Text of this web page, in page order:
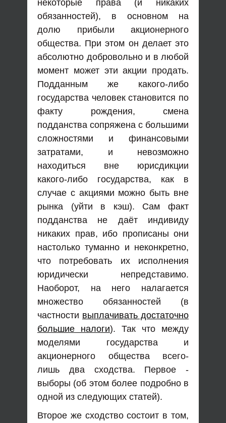
некоторые права (и никаких
обязанностей), в основном на
долю прибыли акционерного
общества. При этом он делает это
абсолютно добровольно и в любой
момент может эти акции продать.
Подданным же какого-либо
государства человек становится по
факту рождения, смена
подданства сопряжена с большими
сложностями и финансовыми
затратами, и невозможно
находиться вне юрисдикции
какого-либо государства, как в
случае с акциями можно быть вне
рынка (уйти в кэш). Сам факт
подданства не даёт индивиду
никаких прав, ибо прописаны они
настолько туманно и неконкретно,
что потребовать их исполнения
юридически непредставимо.
Наоборот, на него налагается
множество обязанностей (в
частности выплачивать достаточно
большие налоги). Так что между
моделями государства и
акционерного общества всего-
лишь два сходства. Первое -
выборы (об этом более подробно в
одной из следующих статей).
Второе же сходство состоит в том,